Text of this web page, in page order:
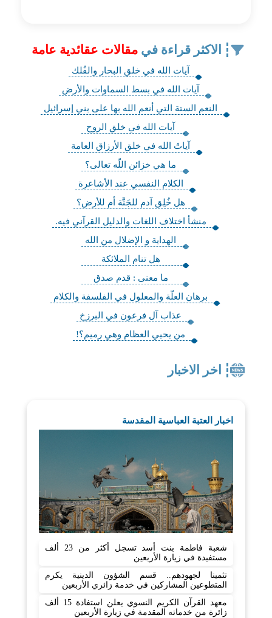
الاكثر قراءة في مقالات عقائدية عامة
آيات الله في خلقِ البحار والفُلك‏
آيات الله في بسط السماوات والأرض‏
النعم الستة التي أنعم الله بها على بني إسرائيل
آيات الله في خلق الروح‏
آياتُ الله في خلق الأرزاق العامة
ما هي خزائن اللّه تعالى؟
الكلام النفسي عند الأشاعرة
هل خُلِق آدم للجَنَّة أم للأرض؟
منشأ اختلاف اللغات‏ والدليل القرآني فيه.
الهداية و الإضلال من الله
هل تنام الملائكة
ما معنى : قدم صدق
برهان العلّة والمعلول في الفلسفة والكلام‏
عذاب آل فرعون في البرزخ
من يحيي العظام وهي رميم؟!
اخر الاخبار
اخبار العتبة العباسية المقدسة
شعبة فاطمة بنت أسد تسجل أكثر من 23 ألف
مستفيدة في زيارة الأربعين
تثمينا لجهودهم.. قسم الشؤون الدينية يكرم
المتطوعين المشاركين في خدمة زائري الأربعين
معهد القرآن الكريم النسوي يعلن استفادة 15 ألف
زائرة من خدماته المقدمة في زيارة الأربعين